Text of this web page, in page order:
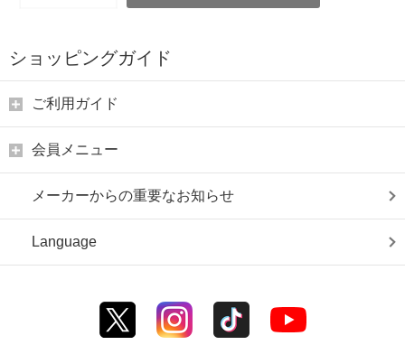
ショッピングガイド
ご利用ガイド
会員メニュー
メーカーからの重要なお知らせ
Language